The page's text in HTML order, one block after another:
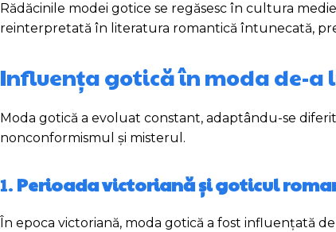
Rădăcinile modei gotice se regăsesc în cultura
reinterpretată în literatura romantică întunecată,
Influența gotică în moda de-a
Moda gotică a evoluat constant, adaptându-se
nonconformismul și misterul.
1. Perioada victoriană și goticul
În epoca victoriană, moda gotică a fost influențată